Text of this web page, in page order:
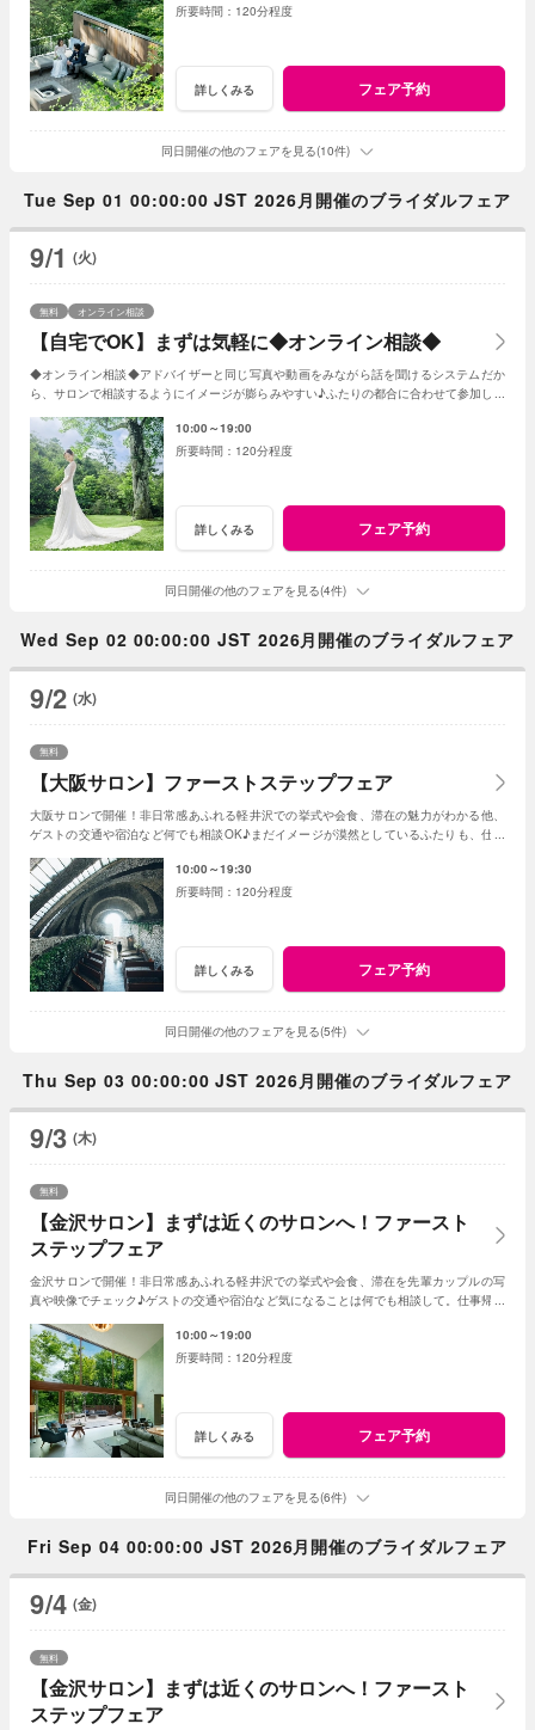
120分程度
詳しくみる フェア予約
同日開催の他のフェアを見る(10件)
Tue Sep 01 00:00:00 JST 2026月開催のブライダルフェア
9/1 (火)
【自宅でOK】まずは気軽に◆オンライン相談◆
無料 オンライン相談
◆オンライン相談◆アドバイザーと同じ写真や動画をみながら話を聞けるシステムだか
ら、サロンで相談するようにイメージが膨らみやすい♪ふたりの都合に合わせて参加しよ
10:00～19:00
120分程度
詳しくみる フェア予約
同日開催の他のフェアを見る(4件)
Wed Sep 02 00:00:00 JST 2026月開催のブライダルフェア
9/2 (水)
【大阪サロン】ファーストステップフェア
無料
大阪サロンで開催！非日常感あふれる軽井沢での挙式や会食、滞在の魅力がわかる他、
ゲストの交通や宿泊など何でも相談OK♪まだイメージが漠然としているふたりも、仕事
10:00～19:30
120分程度
詳しくみる フェア予約
同日開催の他のフェアを見る(5件)
Thu Sep 03 00:00:00 JST 2026月開催のブライダルフェア
9/3 (木)
【金沢サロン】まずは近くのサロンへ！ファースト
ステップフェア
無料
金沢サロンで開催！非日常感あふれる軽井沢での挙式や会食、滞在を先輩カップルの写
真や映像でチェック♪ゲストの交通や宿泊など気になることは何でも相談して。仕事帰り
10:00～19:00
120分程度
詳しくみる フェア予約
同日開催の他のフェアを見る(6件)
Fri Sep 04 00:00:00 JST 2026月開催のブライダルフェア
9/4 (金)
【金沢サロン】まずは近くのサロンへ！ファースト
ステップフェア
無料